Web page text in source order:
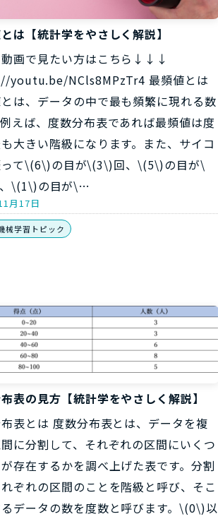
は【統計学をやさしく解説】
画で見たい方はこちら↓↓↓
youtu.be/NCls8MPzTr4 最頻値とは
は、データの中で最も頻繁に現れる数
えば、度数分布表であれば最頻値は度
大きい階級になります。また、サイコ
って\(6\)の目が\(3\)回、\(5\)の目が\
\(1\)の目が\…
月17日
械学習トピック
表の見方【統計学をやさしく解説】
表とは 度数分布表とは、データを複
に分割して、それぞれの区間にいくつ
存在するかを調べ上げた表です。分割
ぞれの区間のことを階級と呼び、そこ
データの数を度数と呼びます。\(0\)以